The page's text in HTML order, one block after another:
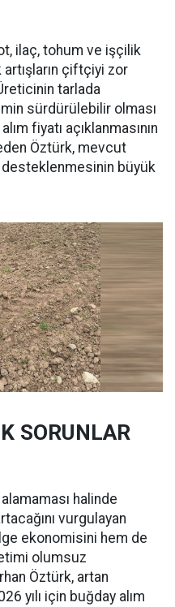
ilaç, tohum ve işçilik
çiftçiyi zor
tarlada
sürdürülebilir olması
fiyatı açıklanmasının
Öztürk, mevcut
büyük
SORUNLAR
halinde
vurgulayan
ekonomisini hem de
olumsuz
Öztürk, artan
yılı için buğday alım